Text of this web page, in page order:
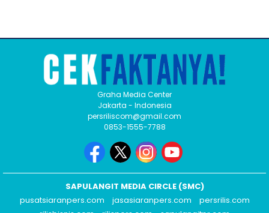
Graha Media Center
Jakarta - Indonesia
persriliscom@gmail.com
0853-1555-7788
SAPULANGIT MEDIA CIRCLE (SMC)
pusatsiaranpers.com
jasasiaranpers.com
persrilis.com